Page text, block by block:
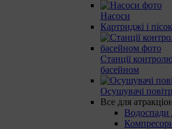
Насоси
Картриджі і
Станції
басейном
Осушувачі
Все для
Водоспади